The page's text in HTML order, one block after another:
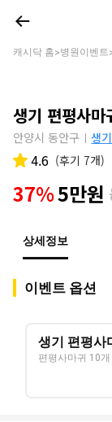
캐시닥 홈>병원이벤트
생기 편평사
안양시 동안구 | 생
4.6 (후기 7개)
37%5만원
상세정보
이벤트 옵션
생기 편평사
편평사마귀 10개